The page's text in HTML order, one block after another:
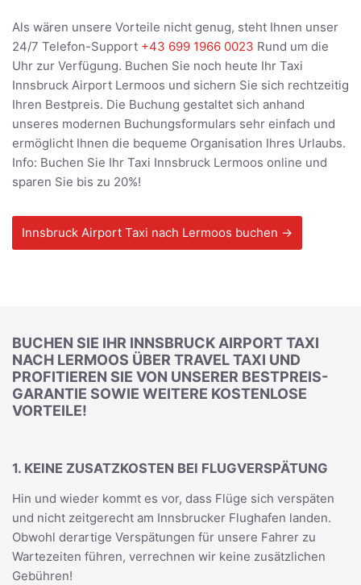
Als wären unsere Vorteile nicht genug, steht Ihnen unser
24/7 Telefon-Support +43 699 1966 0023 Rund um die
Uhr zur Verfügung. Buchen Sie noch heute Ihr Taxi
Innsbruck Airport Lermoos und sichern Sie sich rechtzeitig
Ihren Bestpreis. Die Buchung gestaltet sich anhand
unseres modernen Buchungsformulars sehr einfach und
ermöglicht Ihnen die bequeme Organisation Ihres Urlaubs.
Info: Buchen Sie Ihr Taxi Innsbruck Lermoos online und
sparen Sie bis zu 20%!
Innsbruck Airport Taxi nach Lermoos buchen →
BUCHEN SIE IHR INNSBRUCK AIRPORT TAXI
NACH LERMOOS ÜBER TRAVEL TAXI UND
PROFITIEREN SIE VON UNSERER BESTPREIS-
GARANTIE SOWIE WEITERE KOSTENLOSE
VORTEILE!
1. KEINE ZUSATZKOSTEN BEI FLUGVERSPÄTUNG
Hin und wieder kommt es vor, dass Flüge sich verspäten
und nicht zeitgerecht am Innsbrucker Flughafen landen.
Obwohl derartige Verspätungen für unsere Fahrer zu
Wartezeiten führen, verrechnen wir keine zusätzlichen
Gebühren!